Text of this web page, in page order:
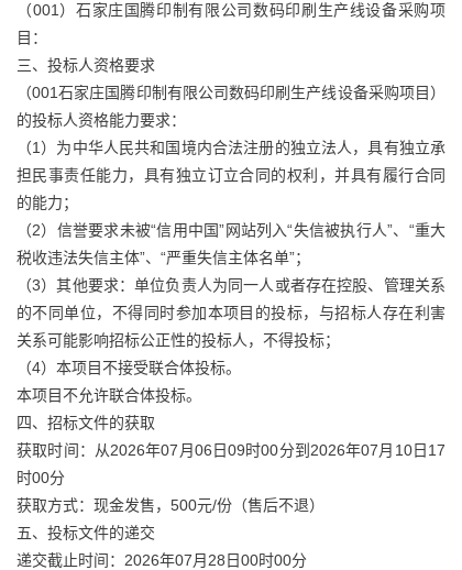
（001）石家庄国腾印制有限公司数码印刷生产线设备采购项
目：
三、投标人资格要求
（001石家庄国腾印制有限公司数码印刷生产线设备采购项目）
的投标人资格能力要求：
（1）为中华人民共和国境内合法注册的独立法人，具有独立承
担民事责任能力，具有独立订立合同的权利，并具有履行合同
的能力；
（2）信誉要求未被“信用中国”网站列入“失信被执行人”、“重大
税收违法失信主体”、“严重失信主体名单”；
（3）其他要求：单位负责人为同一人或者存在控股、管理关系
的不同单位，不得同时参加本项目的投标，与招标人存在利害
关系可能影响招标公正性的投标人，不得投标；
（4）本项目不接受联合体投标。
本项目不允许联合体投标。
四、招标文件的获取
获取时间：从2026年07月06日09时00分到2026年07月10日17
时00分
获取方式：现金发售，500元/份（售后不退）
五、投标文件的递交
递交截止时间：2026年07月28日00时00分